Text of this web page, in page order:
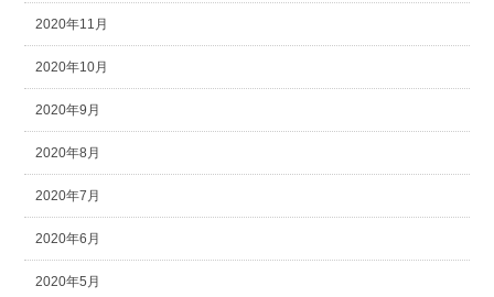
2020年11月
2020年10月
2020年9月
2020年8月
2020年7月
2020年6月
2020年5月